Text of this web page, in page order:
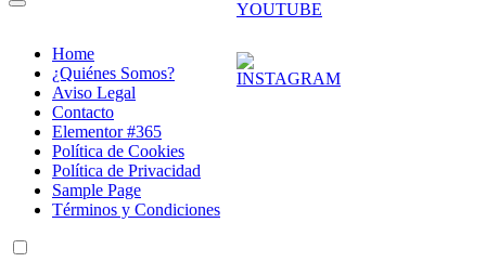
Home
¿Quiénes Somos?
Aviso Legal
Contacto
Elementor #365
Política de Cookies
Política de Privacidad
Sample Page
Términos y Condiciones